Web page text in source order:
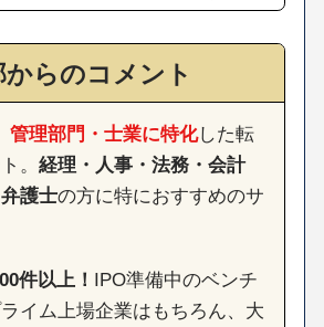
からのコメント
管理部門・士業に特化した転
。 経理・人事・法務・会計
護士の方に特におすすめのサ
件以上！ IPO準備中のベンチ
イム上場企業はもちろん、大